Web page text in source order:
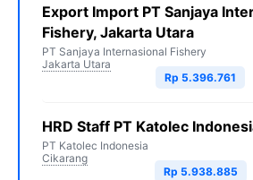
Export Import PT Sanjaya
Fishery, Jakarta Utara
PT Sanjaya Internasional Fishery
Jakarta Utara
Rp 5.396.761
HRD Staff PT Katolec
PT Katolec Indonesia
Cikarang
Rp 5.938.885